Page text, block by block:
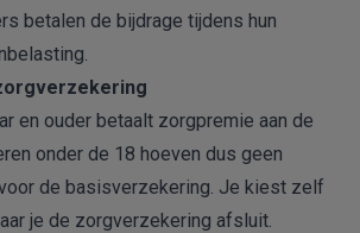
betalen de bijdrage tijdens hun
en ouder betaalt zorgpremie aan de
onder de 18 hoeven dus geen
de basisverzekering. Je kiest zelf
je de zorgverzekering afsluit.